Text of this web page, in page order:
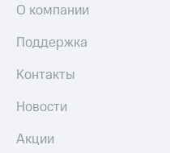
О компании
Поддержка
Контакты
Новости
Акции